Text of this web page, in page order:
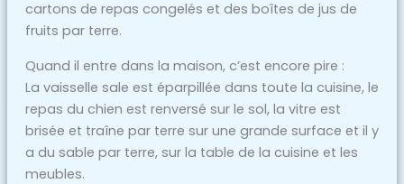
cartons de repas congelés et des boîtes de jus de
fruits par terre.
Quand il entre dans la maison, c’est encore pire :
La vaisselle sale est éparpillée dans toute la cuisine, le
repas du chien est renversé sur le sol, la vitre est
brisée et traîne par terre sur une grande surface et il y
a du sable par terre, sur la table de la cuisine et les
meubles.